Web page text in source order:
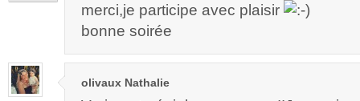
merci,je participe avec plaisir
bonne soirée
olivaux Nathalie